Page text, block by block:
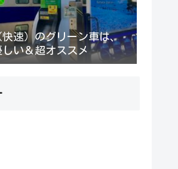
速）のグリーン車は、
い＆超オススメ